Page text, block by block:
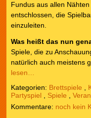
Fundus aus allen
entschlossen, die
einzuleiten.
Was heißt das nun
Spiele, die zu
natürlich auch meistens
lesen…
Kategorien: Brettspiele
Partyspiel
Spiele
noch kein